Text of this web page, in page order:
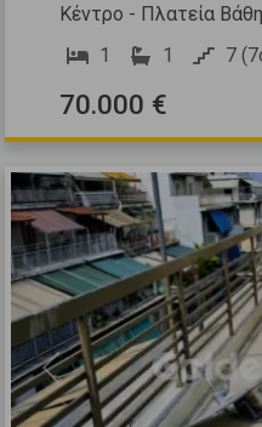
Κέντρο - Πλατεία
1
1 7
70.000 €
Previous